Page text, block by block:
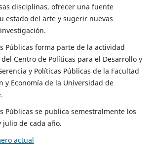
disciplinas, ofrecer una fuente
estado del arte y sugerir nuevas
Públicas forma parte de la actividad
Centro de Políticas para el Desarrollo y
y Políticas Públicas de la Facultad
y Economía de la Universidad de
Públicas se publica semestralmente los
julio de cada año.
actual